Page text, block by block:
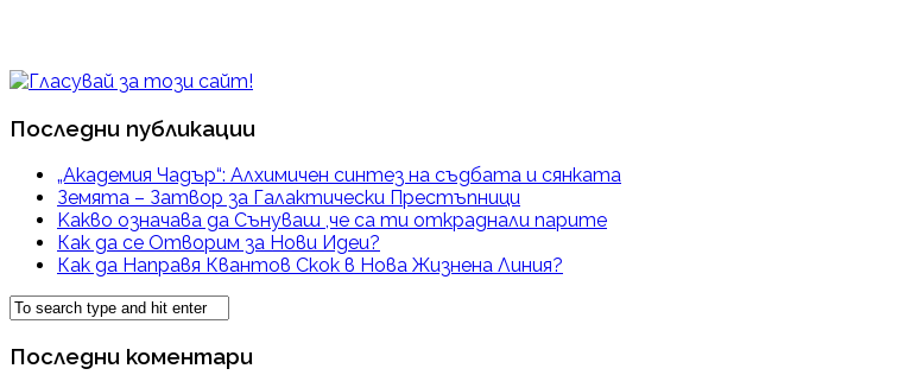
Последни публикации
„Академия Чадър“: Алхимичен синтез на съдбата и сянката
Земята – Затвор за Галактически Престъпници
Kакво означава да Сънуваш ,че са ти откраднали парите
Как да се Отворим за Нови Идеи?
Как да Направя Квантов Скок в Нова Жизнена Линия?
Последни коментари